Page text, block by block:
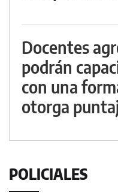
Docentes
podrán
con una
otorga
POLICIALES